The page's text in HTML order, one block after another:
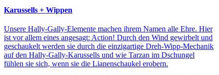
Karussells + Wippen
Unsere Hally-Gally-Elemente machen ihrem Namen alle Ehre. Hier
ist vor allem eines angesagt: Action! Durch den Wind gewirbelt und
geschaukelt werden sie durch die einzigartige Dreh-Wipp-Mechanik
auf den Hally-Gally-Karussells und wie Tarzan im Dschungel
fühlen sie sich, wenn sie die Lianenschaukel erobern.